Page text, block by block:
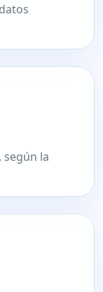
según la